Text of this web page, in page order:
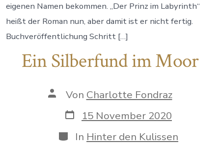
eigenen Namen bekommen. „Der Prinz im Labyrinth“
heißt der Roman nun, aber damit ist er nicht fertig.
Buchveröffentlichung Schritt […]
Ein Silberfund im Moor
Autor
Beitrags
Von Charlotte Fondraz
Datum
des
Beitrags
15 November 2020
Kategorien
In Hinter den Kulissen